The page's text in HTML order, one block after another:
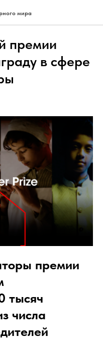
мира
премии
в сфере
премии
тысяч
числа